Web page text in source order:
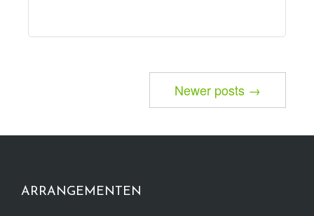
Newer posts →
ARRANGEMENTEN